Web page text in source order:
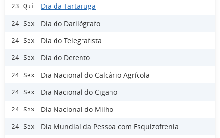
23 Qui Dia da Tartaruga
24 Sex Dia do Datilógrafo
24 Sex Dia do Telegrafista
24 Sex Dia do Detento
24 Sex Dia Nacional do Calcário Agrícola
24 Sex Dia Nacional do Cigano
24 Sex Dia Nacional do Milho
24 Sex Dia Mundial da Pessoa com Esquizofrenia